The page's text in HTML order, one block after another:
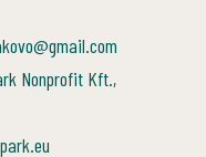
Nonprofit Kft.,